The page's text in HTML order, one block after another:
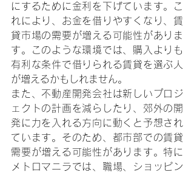
にするために金利を下げています。こ
れにより、お金を借りやすくなり、賃
貸市場の需要が増える可能性がありま
す。このような環境では、購入よりも
有利な条件で借りられる賃貸を選ぶ人
が増えるかもしれません。
また、不動産開発会社は新しいプロジ
ェクトの計画を減らしたり、郊外の開
発に力を入れる方向に動くと予想され
ています。そのため、都市部での賃貸
需要が増える可能性があります。特に
メトロマニラでは、職場、ショッピン